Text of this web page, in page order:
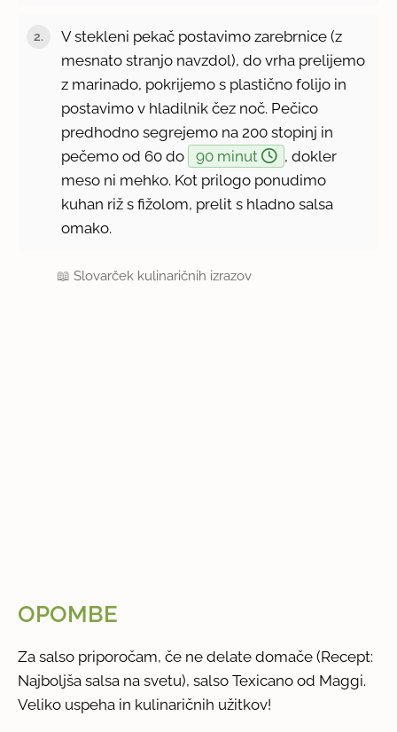
V stekleni pekač postavimo zarebrnice (z
mesnato stranjo navzdol), do vrha prelijemo
z marinado, pokrijemo s plastično folijo in
postavimo v hladilnik čez noč. Pečico
predhodno segrejemo na 200 stopinj in
pečemo od 60 do
90 minut
, dokler
meso ni mehko. Kot prilogo ponudimo
kuhan riž s fižolom, prelit s hladno salsa
omako.
📖Slovarček kulinaričnih izrazov
OPOMBE
Za salso priporočam, če ne delate domače (Recept:
Najboljša salsa na svetu), salso Texicano od Maggi.
Veliko uspeha in kulinaričnih užitkov!